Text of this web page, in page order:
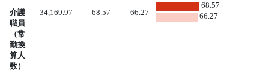
介護
職員
（常
勤換
算人
数）
34,169.97 68.57 66.27
68.57
66.27